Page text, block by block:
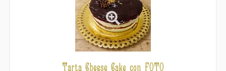
Tarta Cheese Cake con FOTO